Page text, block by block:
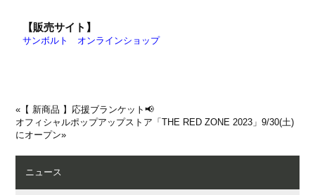
【販売サイト】
サンボルト オンラインショップ
« 【 新商品 】応援ブランケット📢
オフィシャルポップアップストア「THE RED ZONE 2023」9/30(土)
にオープン»
ニュース